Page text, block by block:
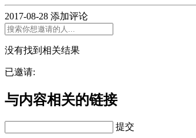
2017-08-28 添加评论
没有找到相关结果
已邀请:
与内容相关的链接
提交